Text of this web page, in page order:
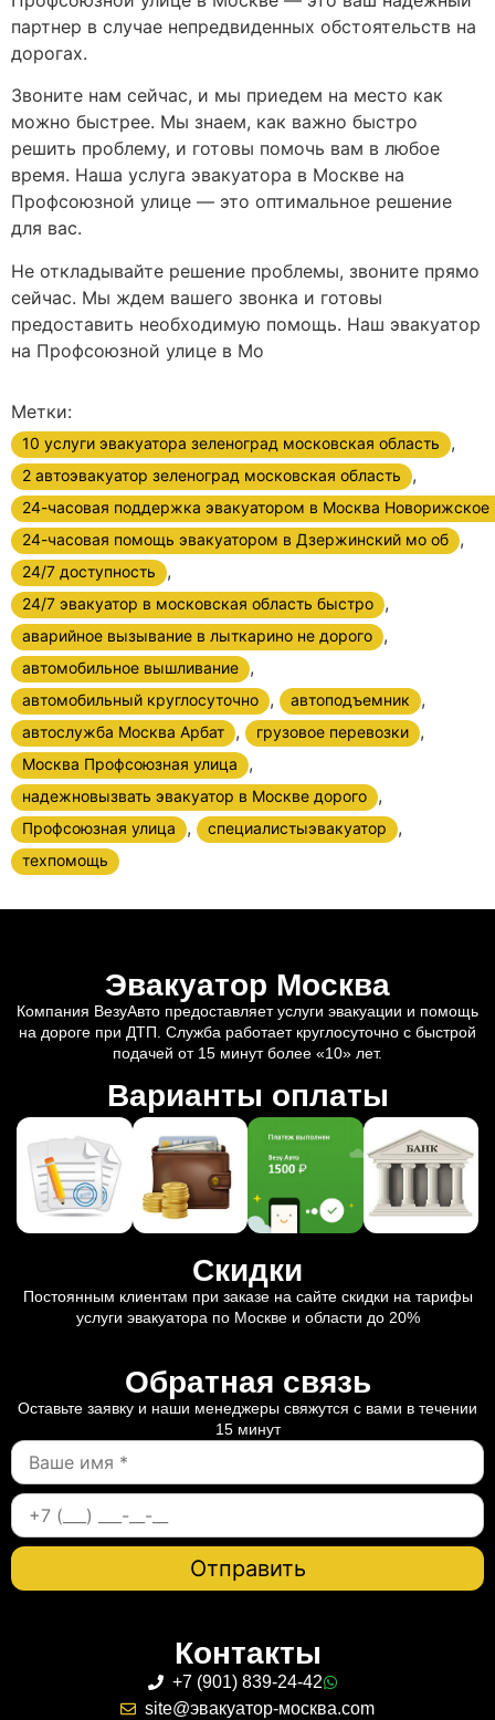
партнер в случае непредвиденных обстоятельств на
дорогах.
Звоните нам сейчас, и мы приедем на место как
можно быстрее. Мы знаем, как важно быстро
решить проблему, и готовы помочь вам в любое
время. Наша услуга эвакуатора в Москве на
Профсоюзной улице — это оптимальное решение
для вас.
Не откладывайте решение проблемы, звоните прямо
сейчас. Мы ждем вашего звонка и готовы
предоставить необходимую помощь. Наш эвакуатор
на Профсоюзной улице в Мо
Метки:
10 услуги эвакуатора зеленоград московская область ,
2 автоэвакуатор зеленоград московская область ,
24-часовая поддержка эвакуатором в Москва Новорижское
24-часовая помощь эвакуатором в Дзержинский мо об
,
24/7 доступность ,
24/7 эвакуатор в московская область быстро ,
аварийное вызывание в лыткарино не дорого ,
автомобильное вышливание ,
автомобильный круглосуточно , автоподъемник ,
автослужба Москва Арбат , грузовое перевозки ,
Москва Профсоюзная улица ,
надежновызвать эвакуатор в Москве дорого ,
Профсоюзная улица , специалистыэвакуатор ,
техпомощь
Эвакуатор Москва
Компания ВезуАвто предоставляет услуги эвакуации и помощь
на дороге при ДТП. Служба работает круглосуточно с быстрой
подачей от 15 минут более «10» лет.
Варианты оплаты
Скидки
Постоянным клиентам при заказе на сайте скидки на тарифы
услуги эвакуатора по Москве и области до 20%
Обратная связь
Оставьте заявку и наши менеджеры свяжутся с вами в течении
15 минут
Контакты
+7 (901) 839-24-42
site@эвакуатор-москва.com